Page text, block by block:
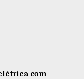
com